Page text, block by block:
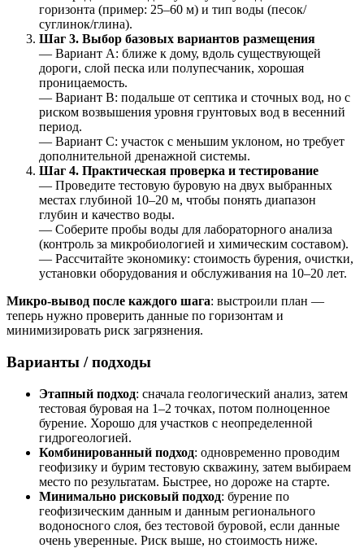
горизонта (пример: 25–60 м) и тип воды (песок/
суглинок/глина).
Шаг 3. Выбор базовых вариантов размещения
— Вариант A: ближе к дому, вдоль существующей
дороги, слой песка или полупесчаник, хорошая
проницаемость.
— Вариант B: подальше от септика и сточных вод, но с
риском возвышения уровня грунтовых вод в весенний
период.
— Вариант C: участок с меньшим уклоном, но требует
дополнительной дренажной системы.
Шаг 4. Практическая проверка и тестирование
— Проведите тестовую буровую на двух выбранных
местах глубиной 10–20 м, чтобы понять диапазон
глубин и качество воды.
— Соберите пробы воды для лабораторного анализа
(контроль за микробиологией и химическим составом).
— Рассчитайте экономику: стоимость бурения, очистки,
установки оборудования и обслуживания на 10–20 лет.
Микро-вывод после каждого шага: выстроили план —
теперь нужно проверить данные по горизонтам и
минимизировать риск загрязнения.
Варианты / подходы
Этапный подход: сначала геологический анализ, затем
тестовая буровая на 1–2 точках, потом полноценное
бурение. Хорошо для участков с неопределенной
гидрогеологией.
Комбинированный подход: одновременно проводим
геофизику и бурим тестовую скважину, затем выбираем
место по результатам. Быстрее, но дороже на старте.
Минимально рисковый подход: бурение по
геофизическим данным и данным регионального
водоносного слоя, без тестовой буровой, если данные
очень уверенные. Риск выше, но стоимость ниже.